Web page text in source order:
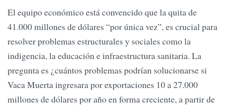
El equipo económico está convencido que la quita de
41.000 millones de dólares “por única vez”, es crucial para
resolver problemas estructurales y sociales como la
indigencia, la educación e infraestructura sanitaria. La
pregunta es ¿cuántos problemas podrían solucionarse si
Vaca Muerta ingresara por exportaciones 10 a 27.000
millones de dólares por año en forma creciente, a partir de